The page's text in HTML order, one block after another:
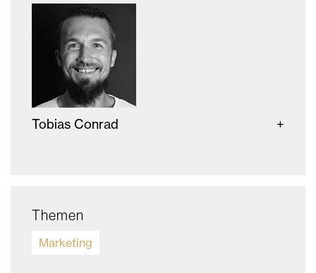
Tobias Conrad
Themen
Marketing